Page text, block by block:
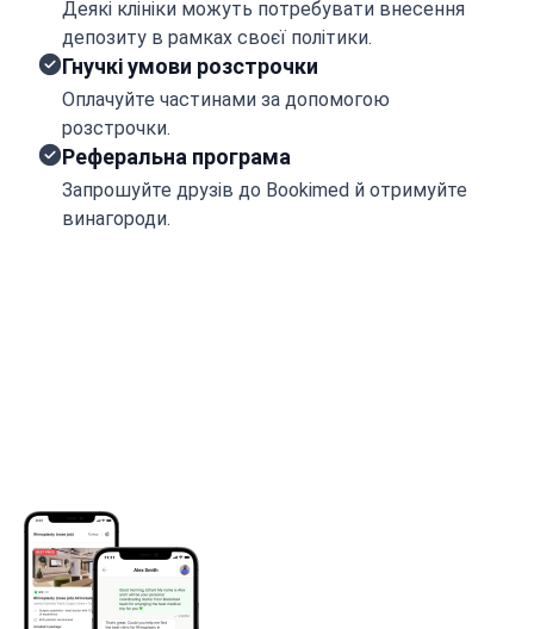
Деякі клініки можуть потребувати внесення
депозиту в рамках своєї політики.
Гнучкі умови розстрочки
Оплачуйте частинами за допомогою
розстрочки.
Реферальна програма
Запрошуйте друзів до Bookimed й отримуйте
винагороди.